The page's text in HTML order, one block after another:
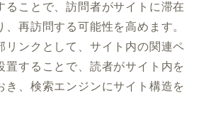
ることで、訪問者がサイトに滞在
再訪問する可能性を高めます。
リンクとして、サイト内の関連ペ
置することで、読者がサイト内を
き、検索エンジンにサイト構造を